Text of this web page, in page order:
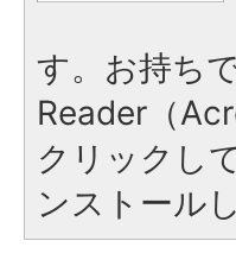
す。お持ち
Reader（
クリックし
ンストール